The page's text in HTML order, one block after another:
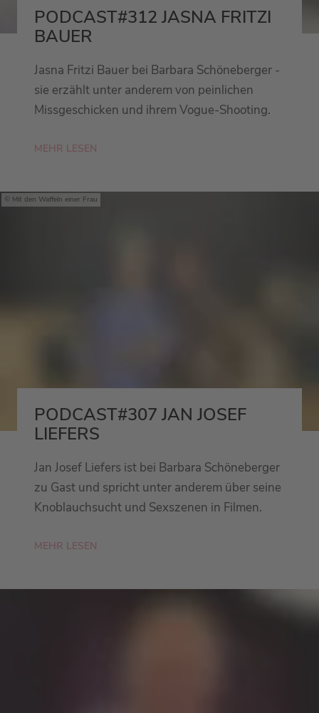
PODCAST#312 JASNA FRITZI
BAUER
Jasna Fritzi Bauer bei Barbara Schöneberger -
sie erzählt unter anderem von peinlichen
Missgeschicken und ihrem Vogue-Shooting.
MEHR LESEN
Mit den Waffeln einer Frau
PODCAST#307 JAN JOSEF
LIEFERS
Jan Josef Liefers ist bei Barbara Schöneberger
zu Gast und spricht unter anderem über seine
Knoblauchsucht und Sexszenen in Filmen.
MEHR LESEN